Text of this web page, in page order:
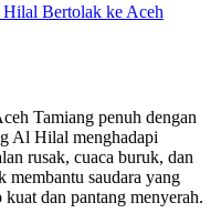
Bertolak ke Aceh
Tamiang penuh dengan
Al Hilal menghadapi
rusak, cuaca buruk, dan
membantu saudara yang
dan pantang menyerah.